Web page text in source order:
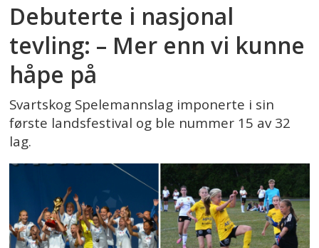
Debuterte i nasjonal
tevling: – Mer enn vi kunne
håpe på
Svartskog Spelemannslag imponerte i sin
første landsfestival og ble nummer 15 av 32
lag.